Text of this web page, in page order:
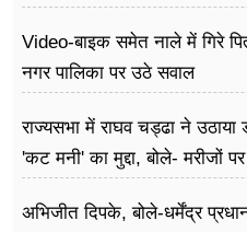
Video-बाइक समेत नाले में गिरे
नगर पालिका पर उठे सवाल
राज्यसभा में राघव चड्ढा ने उठाया
'कट मनी' का मुद्दा, बोले- मरीजों
अभिजीत दिपके, बोले-धर्मेंद्र